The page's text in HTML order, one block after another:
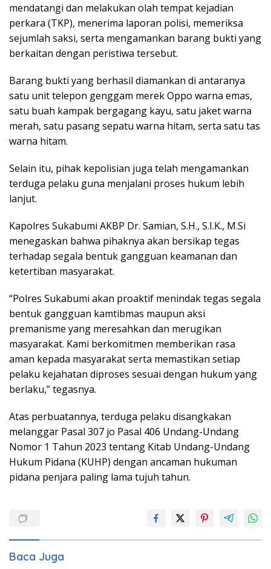
mendatangi dan melakukan olah tempat kejadian
perkara (TKP), menerima laporan polisi, memeriksa
sejumlah saksi, serta mengamankan barang bukti yang
berkaitan dengan peristiwa tersebut.
Barang bukti yang berhasil diamankan di antaranya
satu unit telepon genggam merek Oppo warna emas,
satu buah kampak bergagang kayu, satu jaket warna
merah, satu pasang sepatu warna hitam, serta satu tas
warna hitam.
Selain itu, pihak kepolisian juga telah mengamankan
terduga pelaku guna menjalani proses hukum lebih
lanjut.
Kapolres Sukabumi AKBP Dr. Samian, S.H., S.I.K., M.Si
menegaskan bahwa pihaknya akan bersikap tegas
terhadap segala bentuk gangguan keamanan dan
ketertiban masyarakat.
“Polres Sukabumi akan proaktif menindak tegas segala
bentuk gangguan kamtibmas maupun aksi
premanisme yang meresahkan dan merugikan
masyarakat. Kami berkomitmen memberikan rasa
aman kepada masyarakat serta memastikan setiap
pelaku kejahatan diproses sesuai dengan hukum yang
berlaku,” tegasnya.
Atas perbuatannya, terduga pelaku disangkakan
melanggar Pasal 307 jo Pasal 406 Undang-Undang
Nomor 1 Tahun 2023 tentang Kitab Undang-Undang
Hukum Pidana (KUHP) dengan ancaman hukuman
pidana penjara paling lama tujuh tahun.
Baca Juga